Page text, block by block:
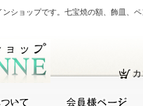
ショップです。七宝焼の額、飾皿、